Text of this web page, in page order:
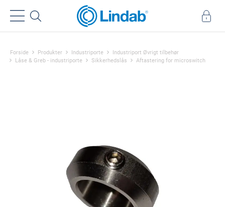
Forside Produkter Industriporte
Industriport Øvrigt tilbehør
Låse & Greb - industriporte
Sikkerhedslås Aftastering for microswitch